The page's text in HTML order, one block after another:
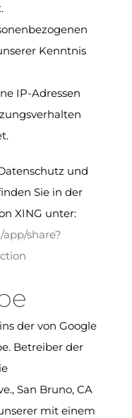
Kenntnis
IP-Adressen
und
Sie in der
XING unter:
share?
der von Google
Betreiber der
San Bruno, CA
mit einem